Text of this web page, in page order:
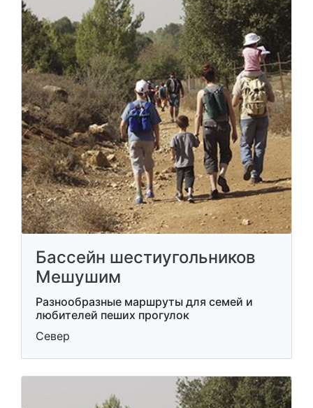
Бассейн шестиугольников
Мешушим
Разнообразные маршруты для семей и
любителей пеших прогулок
Север